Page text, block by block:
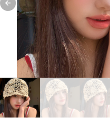
Previous slide